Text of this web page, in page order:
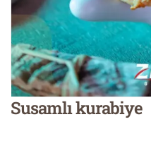
Susamlı kurabiye